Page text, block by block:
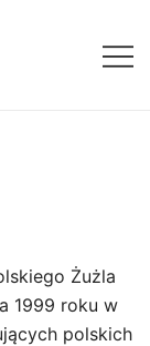
Żużla
1999 roku w
polskich